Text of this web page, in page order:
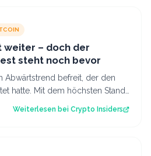
weiter – doch der
steht noch bevor
Abwärtstrend befreit, der den
hatte. Mit dem höchsten Stand
Weiterlesen bei Crypto Insiders